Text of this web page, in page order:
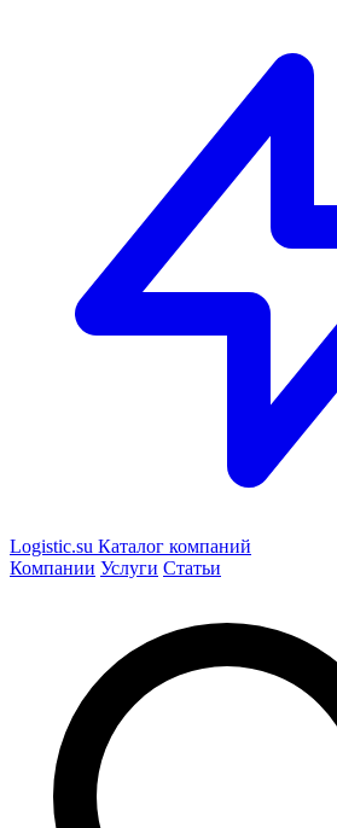
Logistic.su Каталог компаний
Компании Услуги Статьи